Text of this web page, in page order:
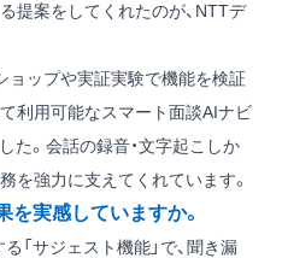
提案をしてくれたのが、NTTデ
ョップや実証実験で機能を検証
利用可能なスマート面談AIナビ
た。会話の録音・文字起こしか
を強力に支えてくれています。
実感していますか。
「サジェスト機能」で、聞き漏